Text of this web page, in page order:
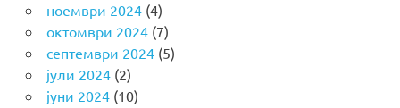
ноември 2024(4)
октомври 2024(7)
септември 2024(5)
јули 2024(2)
јуни 2024(10)